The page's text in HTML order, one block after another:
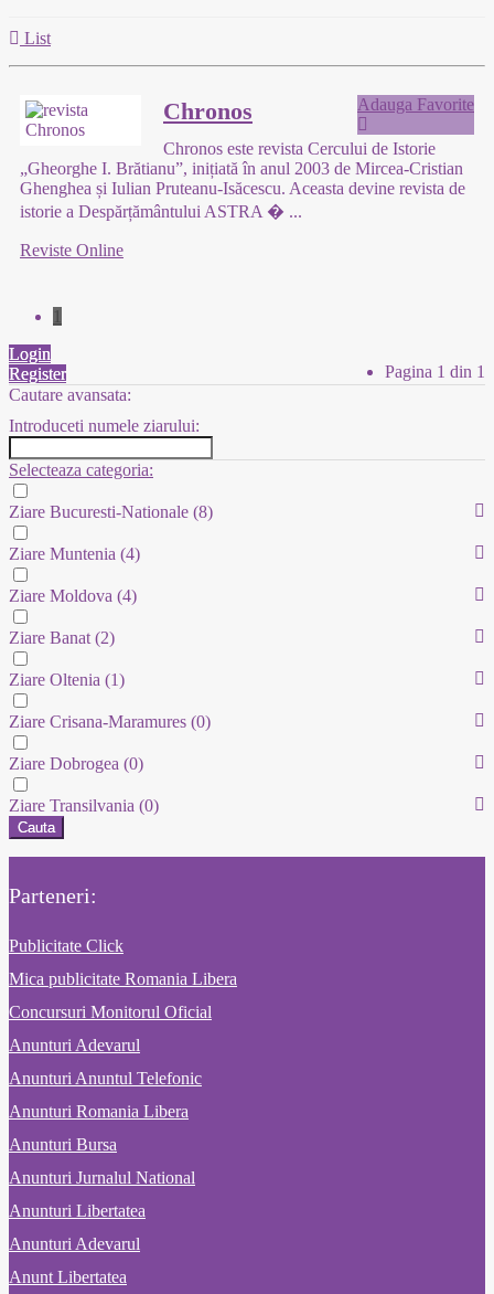
List
Adauga Favorite
Chronos
Chronos este revista Cercului de Istorie
„Gheorghe I. Brătianu”, inițiată în anul 2003 de Mircea-Cristian
Ghenghea și Iulian Pruteanu-Isăcescu. Aceasta devine revista de
istorie a Despărțământului ASTRA � ...
Reviste Online
1
Pagina 1 din 1
Login
Register
Cautare avansata:
Introduceti numele ziarului:
Selecteaza categoria:
Ziare Bucuresti-Nationale (8)
Ziare Muntenia (4)
Ziare Moldova (4)
Ziare Banat(2)
Ziare Oltenia (1)
Ziare Crisana-Maramures (0)
Ziare Dobrogea (0)
Ziare Transilvania (0)
Cauta
Parteneri:
Publicitate Click
Mica publicitate Romania Libera
Concursuri Monitorul Oficial
Anunturi Adevarul
Anunturi Anuntul Telefonic
Anunturi Romania Libera
Anunturi Bursa
Anunturi Jurnalul National
Anunturi Libertatea
Anunturi Adevarul
Anunt Libertatea